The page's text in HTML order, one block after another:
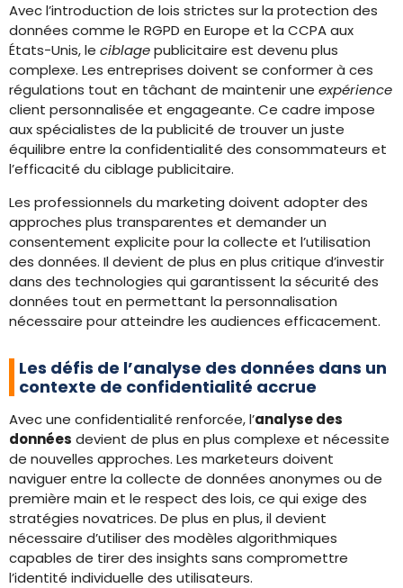
Avec l’introduction de lois strictes sur la protection des
données comme le RGPD en Europe et la CCPA aux
États-Unis, le ciblagepublicitaire est devenu plus
complexe. Les entreprises doivent se conformer à ces
régulations tout en tâchant de maintenir une expérience
client personnalisée et engageante. Ce cadre impose
aux spécialistes de la publicité de trouver un juste
équilibre entre la confidentialité des consommateurs et
l’efficacité du ciblage publicitaire.
Les professionnels du marketing doivent adopter des
approches plus transparentes et demander un
consentement explicite pour la collecte et l’utilisation
des données. Il devient de plus en plus critique d’investir
dans des technologies qui garantissent la sécurité des
données tout en permettant la personnalisation
nécessaire pour atteindre les audiences efficacement.
Les défis de l’analyse des données dans un
contexte de confidentialité accrue
Avec une confidentialité renforcée, l’analyse des
données devient de plus en plus complexe et nécessite
de nouvelles approches. Les marketeurs doivent
naviguer entre la collecte de données anonymes ou de
première main et le respect des lois, ce qui exige des
stratégies novatrices. De plus en plus, il devient
nécessaire d’utiliser des modèles algorithmiques
capables de tirer des insights sans compromettre
l’identité individuelle des utilisateurs.